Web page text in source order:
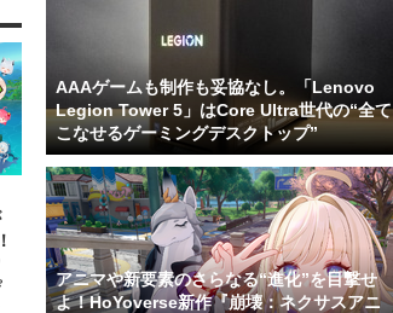
AAAゲームも制作も妥協なし。「Lenovo
Legion Tower 5」はCore Ultra世代の“全て
こなせるゲーミングデスクトップ”
アニマや新要素のさらなる“進化”を目撃せ
よ！HoYoverse新作『崩壊：ネクサスアニ